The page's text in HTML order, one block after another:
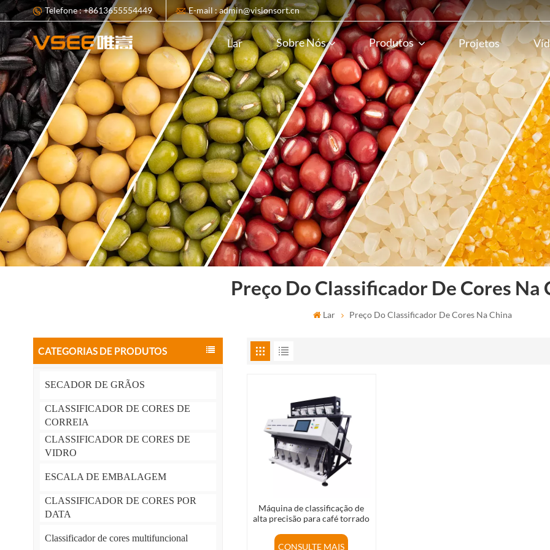
Telefone : +8613655554449 E-mail : admin@visionsort.cn
Lar Sobre Nós Produtos Projetos
Preço Do Classificador De Cores Na
Lar Preço Do Classificador De Cores Na China
CATEGORIAS DE PRODUTOS
SECADOR DE GRÃOS
CLASSIFICADOR DE CORES DE
CORREIA
CLASSIFICADOR DE CORES DE
VIDRO
ESCALA DE EMBALAGEM
CLASSIFICADOR DE CORES POR
DATA
Classificador de cores multifuncional
Máquina de classificação de
alta precisão para café torrado
CONSULTE MAIS